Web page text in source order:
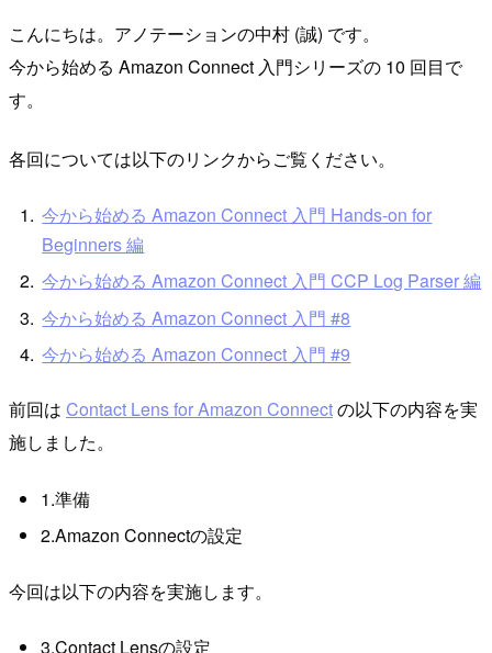
こんにちは。アノテーションの中村 (誠) です。
今から始める Amazon Connect 入門シリーズの 10 回目で
す。
各回については以下のリンクからご覧ください。
今から始める Amazon Connect 入門 Hands-on for
Beginners 編
今から始める Amazon Connect 入門 CCP Log Parser 編
今から始める Amazon Connect 入門 #8
今から始める Amazon Connect 入門 #9
前回は Contact Lens for Amazon Connectの以下の内容を実
施しました。
1.準備
2.Amazon Connectの設定
今回は以下の内容を実施します。
3.Contact Lensの設定